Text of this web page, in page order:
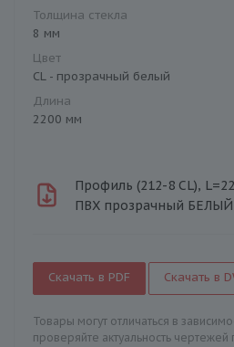
Толщина стекла
8 мм
Цвет
CL - прозрачный белый
Длина
2200 мм
Профиль (212-8 CL),
ПВХ прозрачный БЕЛЫЙ
Скачать в PDF Скачать в
Товары могут отличаться в
проверяйте актуальность чертежей